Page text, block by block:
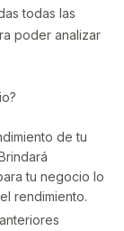
todas las
poder analizar
de tu
tu negocio lo
rendimiento.